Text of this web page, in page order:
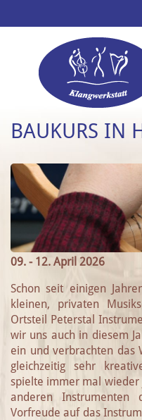
BAUKURS IN
09. - 12. April 2026
Schon seit einigen
kleinen, privaten
Ortsteil Peterstal
wir uns auch in diesem
ein und verbrachten das
gleichzeitig sehr
spielte immer mal
anderen Instrumenten
Vorfreude auf das